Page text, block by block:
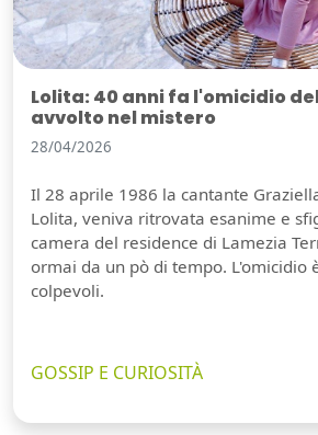
Lolita: 40 anni fa l'omicidio
avvolto nel mistero
28/04/2026
Il 28 aprile 1986 la cantante
Lolita, veniva ritrovata esanime e
camera del residence di Lamezia
ormai da un pò di tempo. L'omicidio
colpevoli.
GOSSIP E CURIOSITÀ